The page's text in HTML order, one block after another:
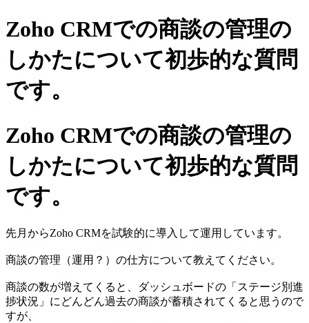
Zoho CRMでの商談の管理の
しかたについて初歩的な質問
です。
Zoho CRMでの商談の管理の
しかたについて初歩的な質問
です。
先月からZoho CRMを試験的に導入して運用しています。
商談の管理（運用？）の仕方について教えてください。
商談の数が増えてくると、ダッシュボードの「ステージ別進
捗状況」にどんどん過去の商談が蓄積されてくると思うので
すが、